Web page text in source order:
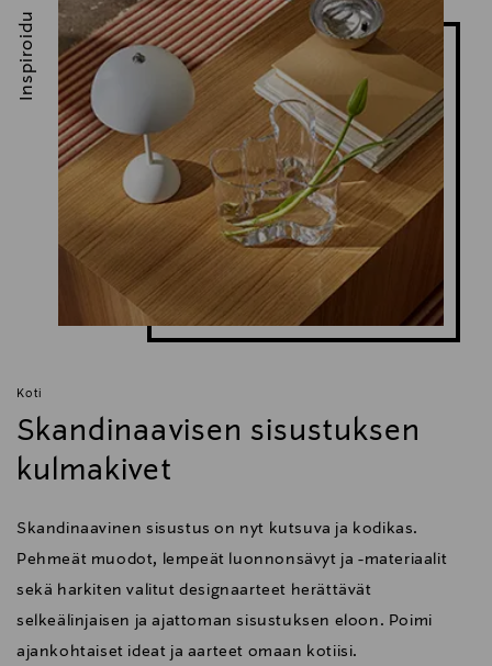
Koti
Skandinaavisen sisustuksen
kulmakivet
Skandinaavinen sisustus on nyt kutsuva ja kodikas.
Pehmeät muodot, lempeät luonnonsävyt ja -materiaalit
sekä harkiten valitut designaarteet herättävät
selkeälinjaisen ja ajattoman sisustuksen eloon. Poimi
ajankohtaiset ideat ja aarteet omaan kotiisi.
Inspiroidu